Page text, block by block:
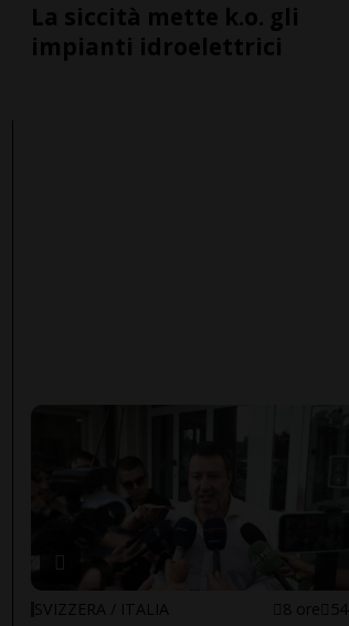
La siccità mette k.o. gli
impianti idroelettrici
SVIZZERA / ITALIA 8 ore 54